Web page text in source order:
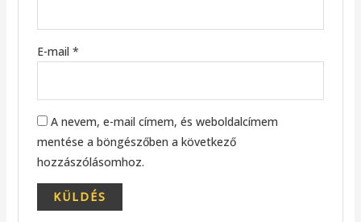
E-mail *
A nevem, e-mail címem, és weboldalcímem
mentése a böngészőben a következő
hozzászólásomhoz.